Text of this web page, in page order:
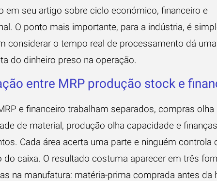
em seu artigo sobre ciclo económico, financeiro e
. O ponto mais importante, para a indústria, é
considerar o tempo real de processamento dá
do dinheiro preso na operação.
entre MRP produção stock e
e financeiro trabalham separados, compras olha
de material, produção olha capacidade e
Cada área acerta uma parte e ninguém controla
do caixa. O resultado costuma aparecer em três
na manufatura: matéria-prima comprada antes da